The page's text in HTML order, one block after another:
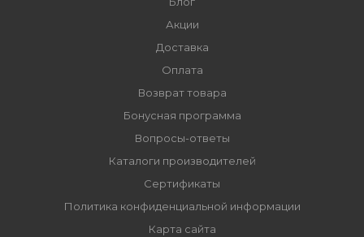
Акции
Доставка
Оплата
Возврат товара
Бонусная программа
Вопросы-ответы
Каталоги производителей
Сертификаты
Политика конфиденциальной информации
Карта сайта